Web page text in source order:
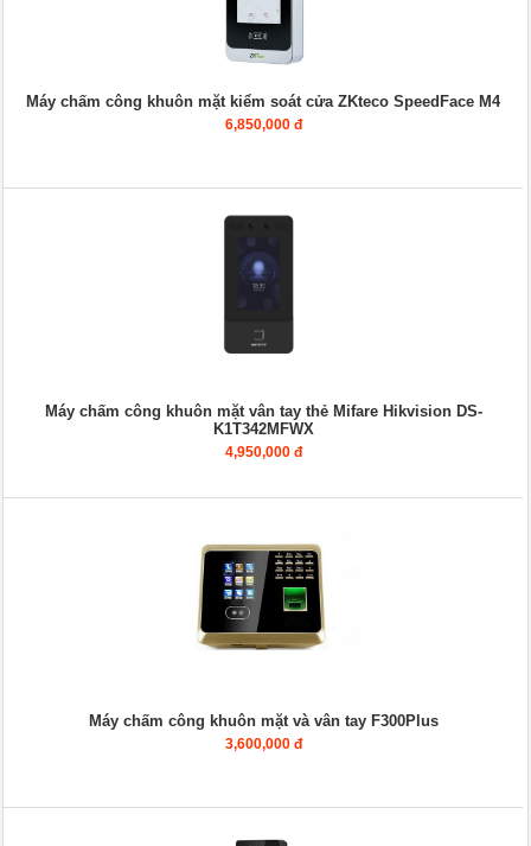
Máy chấm công khuôn mặt kiểm soát cửa ZKteco SpeedFace M4
6,850,000 đ
Máy chấm công khuôn mặt vân tay thẻ Mifare Hikvision DS-
K1T342MFWX
4,950,000 đ
Máy chấm công khuôn mặt và vân tay F300Plus
3,600,000 đ